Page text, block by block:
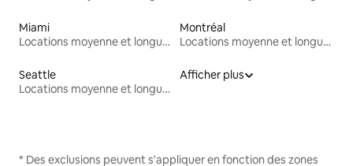
Miami
Locations moyenne et longue durée
Montréal
Locations moyenne et longue durée
Seattle
Locations moyenne et longue durée
Afficher plus
* Des exclusions peuvent s'appliquer en fonction des zones